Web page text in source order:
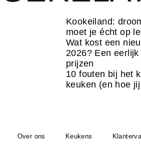
Kookeiland:
moet je écht op
Wat kost een
2026? Een
prijzen
10 fouten bij het
keuken (en hoe
Over ons Keukens